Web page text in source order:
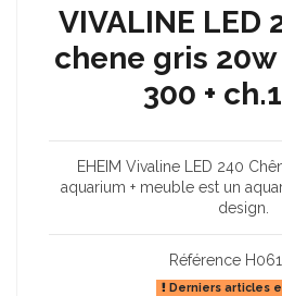
VIVALINE LED
chene gris 20w
300 +
EHEIM Vivaline LED 240
aquarium + meuble est un
design.
Référence
Derniers articles